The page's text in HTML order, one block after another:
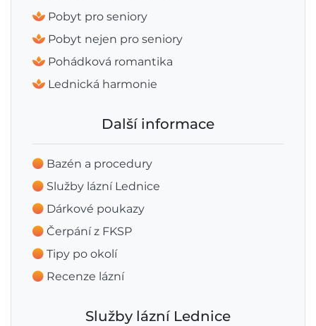
Pobyt pro seniory
Pobyt nejen pro seniory
Pohádková romantika
Lednická harmonie
Další informace
Bazén a procedury
Služby lázní Lednice
Dárkové poukazy
Čerpání z FKSP
Tipy po okolí
Recenze lázní
Služby lázní Lednice